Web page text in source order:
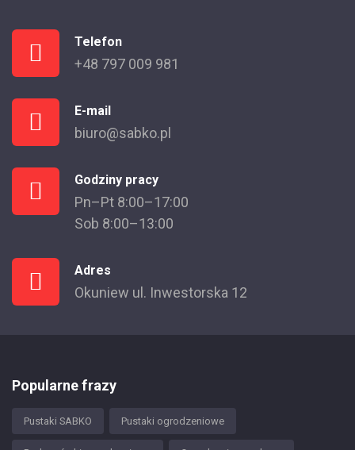
Telefon
+48 797 009 981
E-mail
biuro@sabko.pl
Godziny pracy
Pn–Pt 8:00–17:00
Sob 8:00–13:00
Adres
Okuniew ul. Inwestorska 12
Popularne frazy
Pustaki SABKO Pustaki ogrodzeniowe